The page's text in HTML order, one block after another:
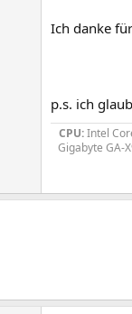
Ich danke
p.s. ich
CPU:Intel
Gigabyte GA-